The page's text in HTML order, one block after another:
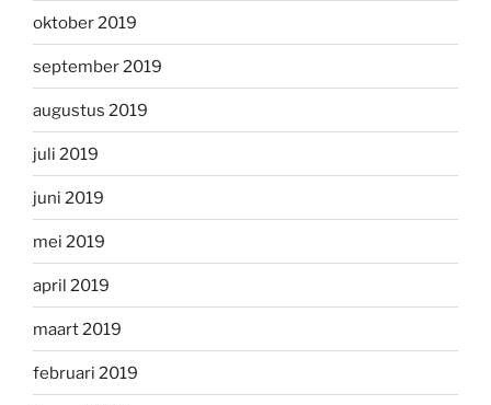
oktober 2019
september 2019
augustus 2019
juli 2019
juni 2019
mei 2019
april 2019
maart 2019
februari 2019